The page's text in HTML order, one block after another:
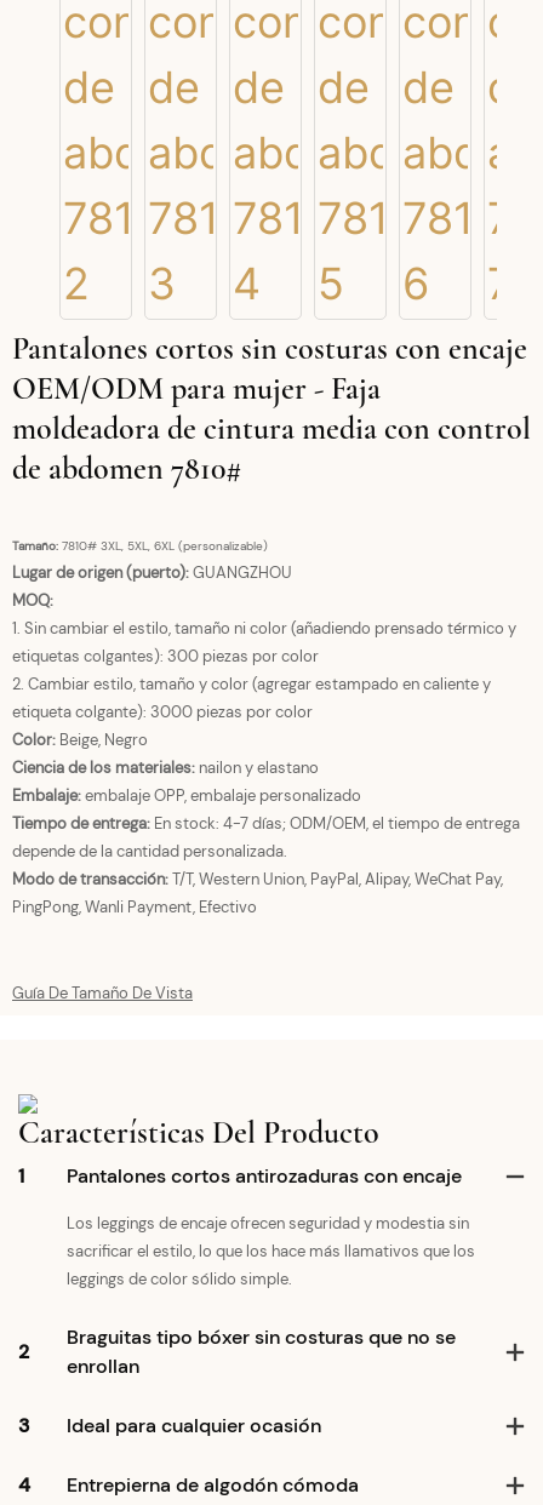
Pantalones cortos sin costuras con encaje
OEM/ODM para mujer - Faja
moldeadora de cintura media con control
de abdomen 7810#
Tamaño: 7810# 3XL, 5XL, 6XL (personalizable)
Lugar de origen (puerto):GUANGZHOU
MOQ:
1. Sin cambiar el estilo, tamaño ni color (añadiendo prensado térmico y
etiquetas colgantes): 300 piezas por color
2. Cambiar estilo, tamaño y color (agregar estampado en caliente y
etiqueta colgante): 3000 piezas por color
Color: Beige, Negro
Ciencia de los materiales: nailon y elastano
Embalaje:embalaje OPP, embalaje personalizado
Tiempo de entrega: En stock: 4-7 días; ODM/OEM, el tiempo de entrega
depende de la cantidad personalizada.
Modo de transacción:T/T, Western Union, PayPal, Alipay, WeChat Pay,
PingPong, Wanli Payment, Efectivo
Guía De Tamaño De Vista
Características Del Producto
1 Pantalones cortos antirozaduras con encaje
Los leggings de encaje ofrecen seguridad y modestia sin
sacrificar el estilo, lo que los hace más llamativos que los
leggings de color sólido simple.
2
Braguitas tipo bóxer sin costuras que no se
enrollan
3 Ideal para cualquier ocasión
4 Entrepierna de algodón cómoda